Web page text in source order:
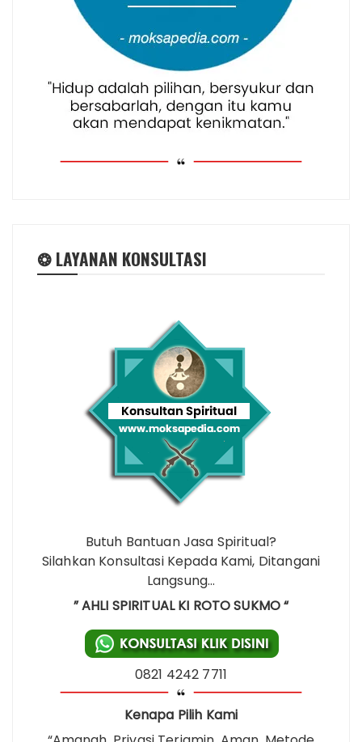
❂ LAYANAN KONSULTASI
Butuh Bantuan Jasa Spiritual?
Silahkan Konsultasi Kepada Kami, Ditangani
Langsung…
” AHLI SPIRITUAL KI ROTO SUKMO “
0821 4242 7711
Kenapa Pilih Kami